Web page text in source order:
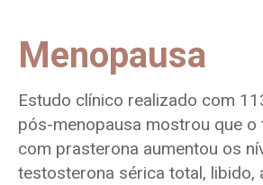
Menopausa
Estudo clínico realizado com
pós-menopausa mostrou que o
com prasterona aumentou os
testosterona sérica total, libido,